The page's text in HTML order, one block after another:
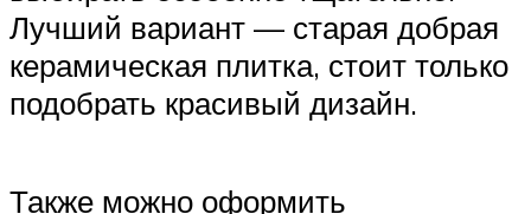
Лучший вариант — старая добрая
керамическая плитка, стоит только
подобрать красивый дизайн.
Также можно оформить